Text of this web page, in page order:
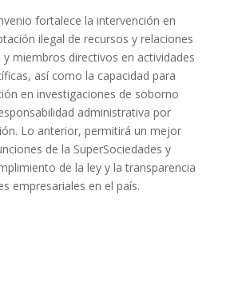
fortalece la intervención en
ilegal de recursos y relaciones
miembros directivos en actividades
así como la capacidad para
en investigaciones de soborno
administrativa por
Lo anterior, permitirá un mejor
de la SuperSociedades y
de la ley y la transparencia
empresariales en el país.